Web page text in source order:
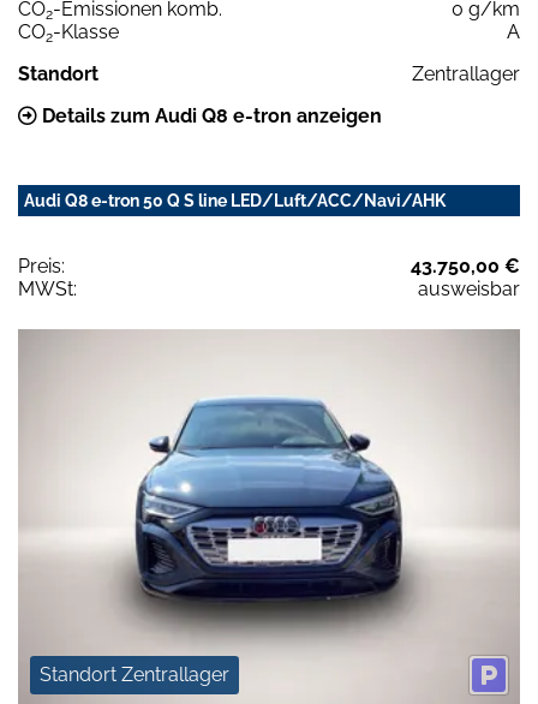
CO2-Emissionen komb.
0 g/km
CO2-Klasse
A
Standort
Zentrallager
Details zum Audi Q8 e-tron anzeigen
Audi Q8 e-tron 50 Q S line LED/Luft/ACC/Navi/AHK
Preis:
43.750,00 €
MWSt:
ausweisbar
Standort Zentrallager